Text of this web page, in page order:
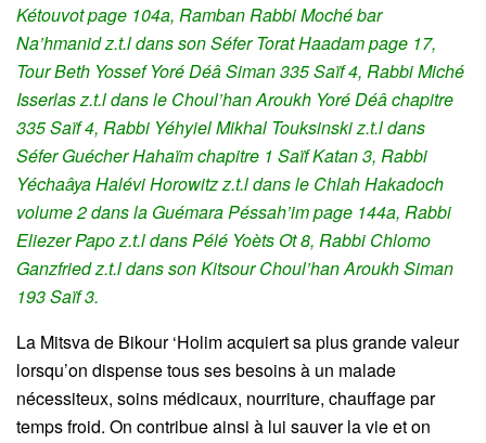
Kétouvot page 104a, Ramban Rabbi Moché bar
Na’hmanid z.t.l dans son Séfer Torat Haadam page 17,
Tour Beth Yossef Yoré Déâ Siman 335 Saïf 4, Rabbi Miché
Isserlas z.t.l dans le Choul’han Aroukh Yoré Déâ chapitre
335 Saïf 4, Rabbi Yéhyiel Mikhal Touksinski z.t.l dans
Séfer Guécher Hahaïm chapitre 1 Saïf Katan 3, Rabbi
Yéchaâya Halévi Horowitz z.t.l dans le Chlah Hakadoch
volume 2 dans la Guémara Péssah’im page 144a, Rabbi
Eliezer Papo z.t.l dans Pélé Yoèts Ot 8, Rabbi Chlomo
Ganzfried z.t.l dans son Kitsour Choul’han Aroukh Siman
193 Saïf 3.
La Mitsva de Bikour ‘Holim acquiert sa plus grande valeur
lorsqu’on dispense tous ses besoins à un malade
nécessiteux, soins médicaux, nourriture, chauffage par
temps froid. On contribue ainsi à lui sauver la vie et on